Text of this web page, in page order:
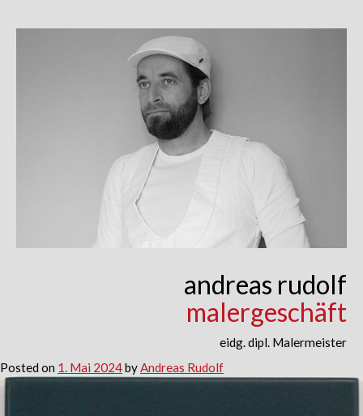
andreas rudolf
malergeschäft
eidg. dipl. Malermeister
Posted on 1. Mai 2024byAndreas Rudolf